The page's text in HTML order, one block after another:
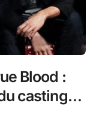
Blood :
casting